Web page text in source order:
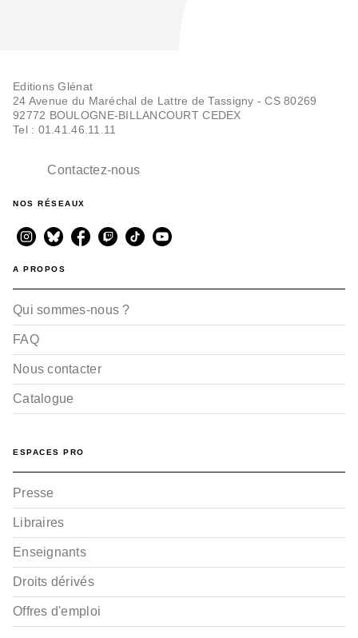
Editions Glénat
24 Avenue du Maréchal de Lattre de Tassigny - CS 80269
92772 BOULOGNE-BILLANCOURT CEDEX
Tel : 01.41.46.11.11
Contactez-nous
NOS RÉSEAUX
A PROPOS
Qui sommes-nous ?
FAQ
Nous contacter
Catalogue
ESPACES PRO
Presse
Libraires
Enseignants
Droits dérivés
Offres d'emploi